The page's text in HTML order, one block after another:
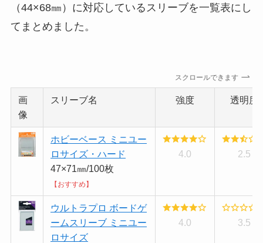
（44×68㎜）に対応しているスリーブを一覧表にし
てまとめました。
スクロールできます
画
像
スリーブ名 強度 透明度
ホビーベース ミニユー
ロサイズ・ハード
47×71㎜/100枚
【おすすめ】
4.0 2.5
ウルトラプロ ボードゲ
ームスリーブ ミニユー
ロサイズ
4.0 3.5